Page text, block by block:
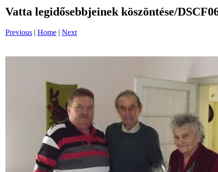
Vatta legidősebbjeinek köszöntése/
Previous | Home | Next